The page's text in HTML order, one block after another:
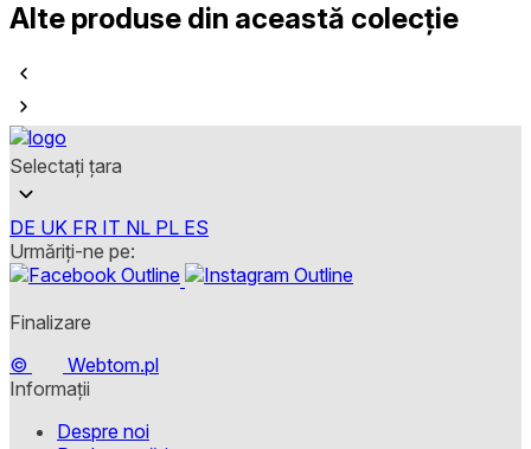
Alte produse din această colecție
Selectați țara
DE UK FR IT NL PL ES
Urmăriți-ne pe:
Finalizare
©
Webtom.pl
Informații
Despre noi